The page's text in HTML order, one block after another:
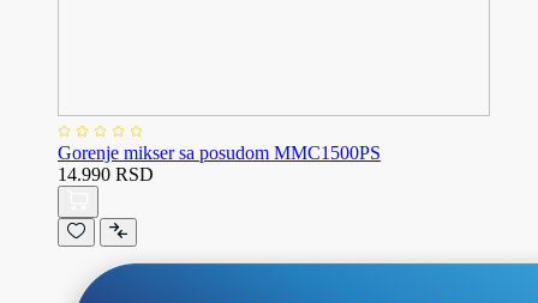
Gorenje mikser sa posudom MMC1500PS
14.990 RSD